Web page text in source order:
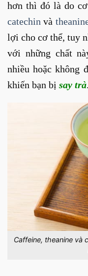
hơn thì đó là do
catechin và
lợi cho cơ thể, tuy
với những chất
nhiều hoặc không
khiến bạn bị say trà.
Caffeine, theanine và